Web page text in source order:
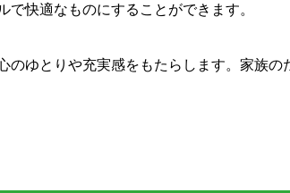
快適なものにすることができます。
のゆとりや充実感をもたらします。家族の